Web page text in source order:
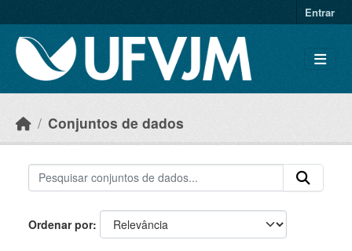
Entrar
Conjuntos de dados
Ordenar por